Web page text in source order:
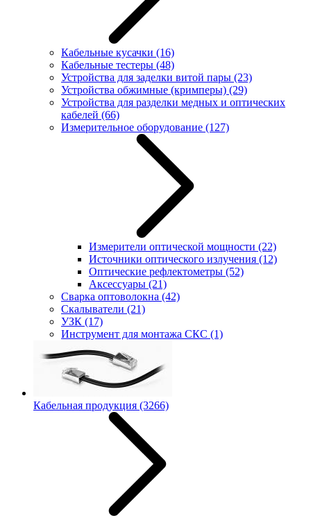
Кабельные кусачки (16)
Кабельные тестеры (48)
Устройства для заделки витой пары (23)
Устройства обжимные (кримперы) (29)
Устройства для разделки медных и оптических
кабелей (66)
Измерительное оборудование (127)
Измерители оптической мощности (22)
Источники оптического излучения (12)
Оптические рефлектометры (52)
Аксессуары (21)
Сварка оптоволокна (42)
Скалыватели (21)
УЗК (17)
Инструмент для монтажа СКС (1)
Кабельная продукция (3266)